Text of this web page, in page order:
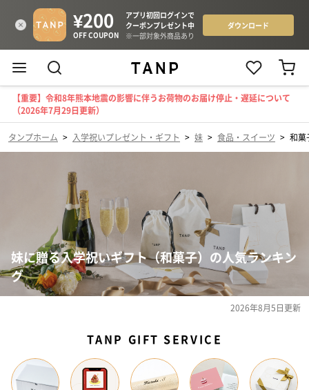
【重要】令和8年熊本地震の影響に伴うお荷物のお届け停止・遅延について
（2026年7月29日更新）
タンプホーム > 入学祝いプレゼント・ギフト > 妹 > 食品・スイーツ > 和菓
妹に贈る入学祝いギフト（和菓子）の人気ランキン
グ
2026年8月5日更新
TANP GIFT SERVICE